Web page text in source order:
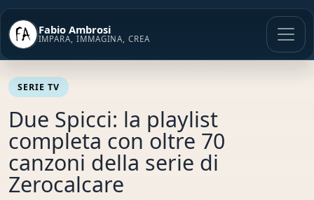
Vai
contenuto
Fabio Ambrosi
IMPARA, IMMAGINA, CREA
SERIE TV
Due Spicci: la playlist
completa con oltre 70
canzoni della serie di
Zerocalcare